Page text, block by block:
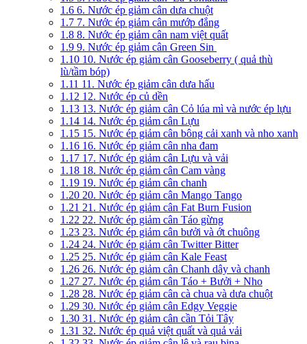
1.6 6. Nước ép giảm cân dưa chuột
1.7 7. Nước ép giảm cân mướp đắng
1.8 8. Nước ép giảm cân nam việt quất
1.9 9. Nước ép giảm cân Green Sin
1.10 10. Nước ép giảm cân Gooseberry ( quả thù
lù/tầm bóp)
1.11 11. Nước ép giảm cân dưa hấu
1.12 12. Nước ép củ dền
1.13 13. Nước ép giảm cân Cỏ lúa mì và nước ép lựu
1.14 14. Nước ép giảm cân Lựu
1.15 15. Nước ép giảm cân bông cải xanh và nho xanh
1.16 16. Nước ép giảm cân nha đam
1.17 17. Nước ép giảm cân Lựu và vải
1.18 18. Nước ép giảm cân Cam vàng
1.19 19. Nước ép giảm cân chanh
1.20 20. Nước ép giảm cân Mango Tango
1.21 21. Nước ép giảm cân Fat Burn Fusion
1.22 22. Nước ép giảm cân Táo gừng
1.23 23. Nước ép giảm cân bưởi và ớt chuông
1.24 24. Nước ép giảm cân Twitter Bitter
1.25 25. Nước ép giảm cân Kale Feast
1.26 26. Nước ép giảm cân Chanh dây và chanh
1.27 27. Nước ép giảm cân Táo + Bưởi + Nho
1.28 28. Nước ép giảm cân cà chua và dưa chuột
1.29 30. Nước ép giảm cân Edgy Veggie
1.30 31. Nước ép giảm cân cần Tỏi Tây
1.31 32. Nước ép quả việt quất và quả vải